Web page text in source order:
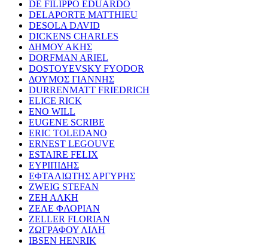
DE FILIPPO EDUARDO
DELAPORTE MATTHIEU
DESOLA DAVID
DICKENS CHARLES
ΔΗΜΟΥ ΑΚΗΣ
DORFMAN ARIEL
DOSTOYEVSKY FYODOR
ΔΟΥΜΟΣ ΓΙΑΝΝΗΣ
DURRENMATT FRIEDRICH
ELICE RICK
ENO WILL
EUGENE SCRIBE
ERIC TOLEDANO
ERNEST LEGOUVE
ESTAIRE FELIX
ΕΥΡΙΠΙΔΗΣ
ΕΦΤΑΛΙΩΤΗΣ ΑΡΓΥΡΗΣ
ZWEIG STEFAN
ΖΕΗ ΑΛΚΗ
ΖΕΛΕ ΦΛΟΡΙΑΝ
ZELLER FLORIAN
ΖΩΓΡΑΦΟΥ ΛΙΛΗ
IBSEN HENRIK